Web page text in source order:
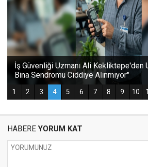
HABERE YORUM KAT